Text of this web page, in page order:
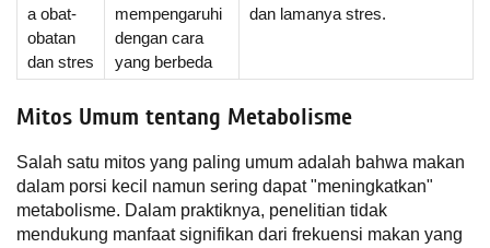
a obat-
obatan
dan stres
mempengaruhi
dengan cara
yang berbeda
dan lamanya stres.
Mitos Umum tentang Metabolisme
Salah satu mitos yang paling umum adalah bahwa makan
dalam porsi kecil namun sering dapat "meningkatkan"
metabolisme. Dalam praktiknya, penelitian tidak
mendukung manfaat signifikan dari frekuensi makan yang